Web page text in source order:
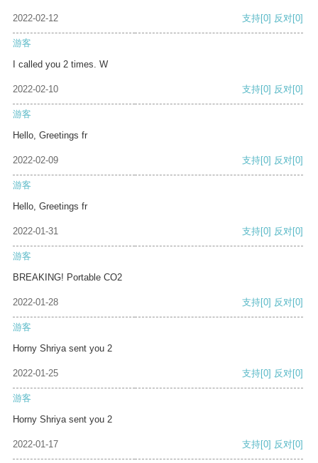
2022-02-12 支持[0] 反对[0]
游客
I called you 2 times. W
2022-02-10 支持[0] 反对[0]
游客
Hello, Greetings fr
2022-02-09 支持[0] 反对[0]
游客
Hello, Greetings fr
2022-01-31 支持[0] 反对[0]
游客
BREAKING! Portable CO2
2022-01-28 支持[0] 反对[0]
游客
Horny Shriya sent you 2
2022-01-25 支持[0] 反对[0]
游客
Horny Shriya sent you 2
2022-01-17 支持[0] 反对[0]